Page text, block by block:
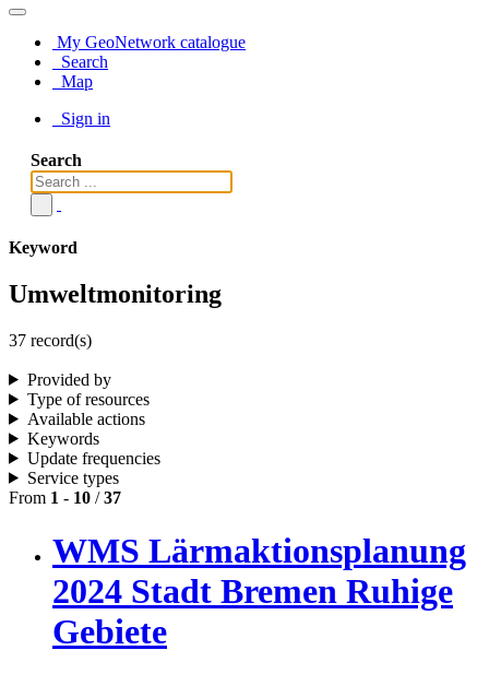
My GeoNetwork catalogue
Search
Map
Sign in
Search
Keyword
Umweltmonitoring
37 record(s)
Provided by
Type of resources
Available actions
Keywords
Update frequencies
Service types
From 1 - 10 /37
WMS Lärmaktionsplanung
2024 Stadt Bremen Ruhige
Gebiete